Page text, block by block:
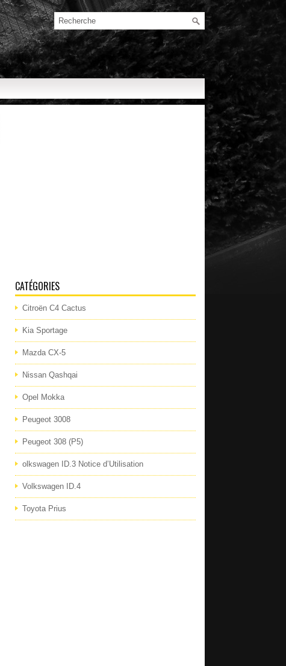
CATÉGORIES
Citroën C4 Cactus
Kia Sportage
Mazda CX-5
Nissan Qashqai
Opel Mokka
Peugeot 3008
Peugeot 308 (P5)
olkswagen ID.3 Notice d’Utilisation
Volkswagen ID.4
Toyota Prius